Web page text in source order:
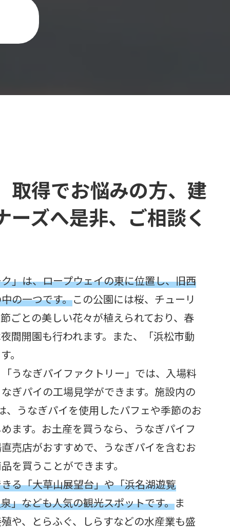
取得でお悩みの方、建
ズへ是非、ご相談く
」は、ロープウェイの東に位置し、旧西
の一つです。この公園には桜、チューリ
ごとの美しい花々が植えられており、春
間開園も行われます。また、「浜松市動
。
うなぎパイファクトリー」では、入場料
ぎパイの工場見学ができます。施設内の
、うなぎパイを使用したパフェや季節のお
ます。お土産を買うなら、うなぎパイフ
売店がおすすめで、うなぎパイを含むお
を買うことができます。
る「大草山展望台」や「浜名湖遊覧
」なども人気の観光スポットです。ま
や、とらふぐ、しらすなどの水産業も盛